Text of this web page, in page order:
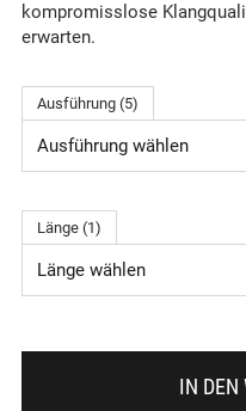
kompromisslose
erwarten.
Ausführung (5)
Ausführung wählen
Länge (1)
Länge wählen
IN DEN